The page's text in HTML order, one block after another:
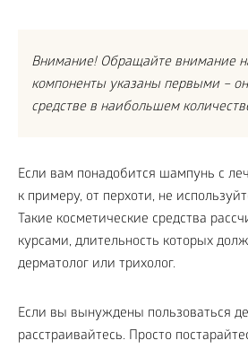
Внимание! Обращайте внимание
компоненты указаны первыми –
средстве в наибольшем
Если вам понадобится шампунь с
к примеру, от перхоти, не
Такие косметические средства
курсами, длительность которых
дерматолог или трихолог.
Если вы вынуждены пользоваться
расстраивайтесь. Просто